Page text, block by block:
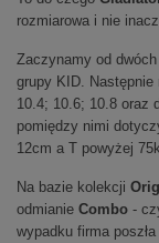
rozmiarowa i nie
Zaczynamy od
grupy KID. Następnie
10.4; 10.6; 10.8 oraz
pomiędzy nimi
12cm a T powyżej
Na bazie kolekcji
odmianie Combo -
wypadku firma